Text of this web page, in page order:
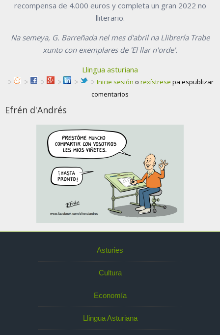
recompensa de 4.000 euros y completa un gran 2022 no
lliterario.
Na semeya, G. Barreñada nel mes d'abril na Llibrería Trabe
xunto con exemplares de 'El llar n'orde'.
Llingua asturiana
Inicie sesión o rexístrese pa espublizar
comentarios
Efrén d'Andrés
Asturies
Cultura
Economía
Llingua Asturiana